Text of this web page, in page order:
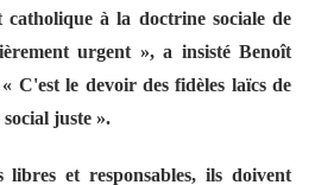
à la doctrine sociale de
urgent », a insisté Benoît
C'est le devoir des fidèles laïcs de
juste ».
et responsables, ils doivent